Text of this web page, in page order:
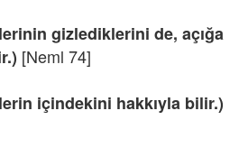
gizlediklerini de, açığa
[Neml 74]
içindekini hakkıyla bilir.)